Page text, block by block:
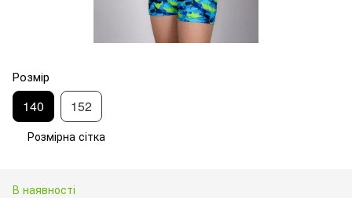
Розмір
140 152
Розмірна сітка
В наявності